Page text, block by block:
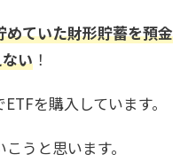
めていた財形貯蓄を預金
い ！
を購入しています。
うと思います。